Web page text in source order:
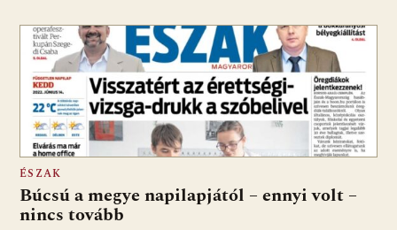
ÉSZAK
Búcsú a megye napilapjától – ennyi volt –
nincs tovább